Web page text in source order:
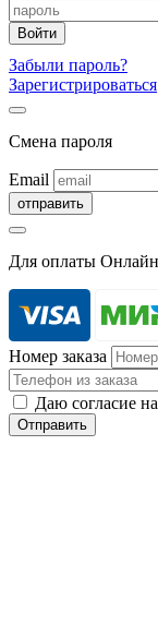
Забыли пароль?
Зарегистрироваться
Смена пароля
Email
Для оплаты Онлайн
Номер заказа
Даю согласие